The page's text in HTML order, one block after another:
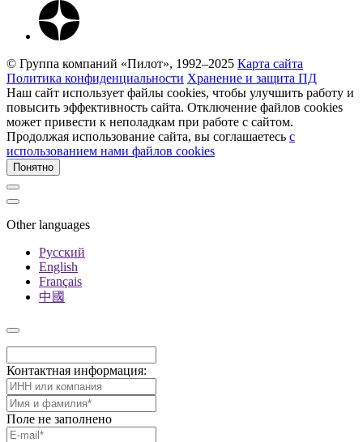
© Группа компаний «Пилот», 1992–2025 Карта сайта
Политика конфиденциальности Хранение и защита ПД
Наш сайт использует файлы cookies, чтобы улучшить работу и
повысить эффективность сайта. Отключение файлов cookies
может привести к неполадкам при работе с сайтом.
Продолжая использование сайта, вы соглашаетесь c
использованием нами файлов cookies
Понятно
Other languages
Русский
English
Français
中國
Контактная информация:
Поле не заполнено